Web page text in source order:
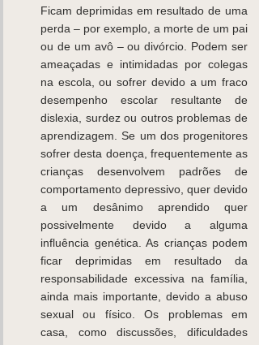
Ficam deprimidas em resultado de uma
perda – por exemplo, a morte de um pai
ou de um avô – ou divórcio. Podem ser
ameaçadas e intimidadas por colegas
na escola, ou sofrer devido a um fraco
desempenho escolar resultante de
dislexia, surdez ou outros problemas de
aprendizagem. Se um dos progenitores
sofrer desta doença, frequentemente as
crianças desenvolvem padrões de
comportamento depressivo, quer devido
a um desânimo aprendido quer
possivelmente devido a alguma
influência genética. As crianças podem
ficar deprimidas em resultado da
responsabilidade excessiva na família,
ainda mais importante, devido a abuso
sexual ou físico. Os problemas em
casa, como discussões, dificuldades